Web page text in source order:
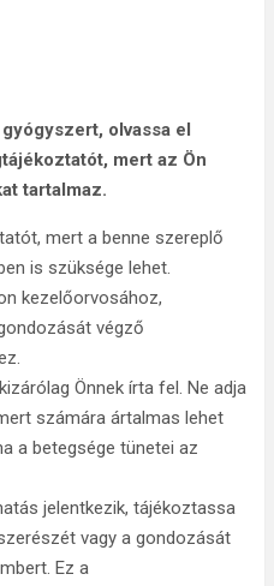
olvassa el
mert az Ön
tartalmaz.
mert a benne szereplő
is szüksége lehet.
kezelőorvosához,
végző
Önnek írta fel. Ne adja
számára ártalmas lehet
a betegsége tünetei az
jelentkezik, tájékoztassa
vagy a gondozását
Ez a